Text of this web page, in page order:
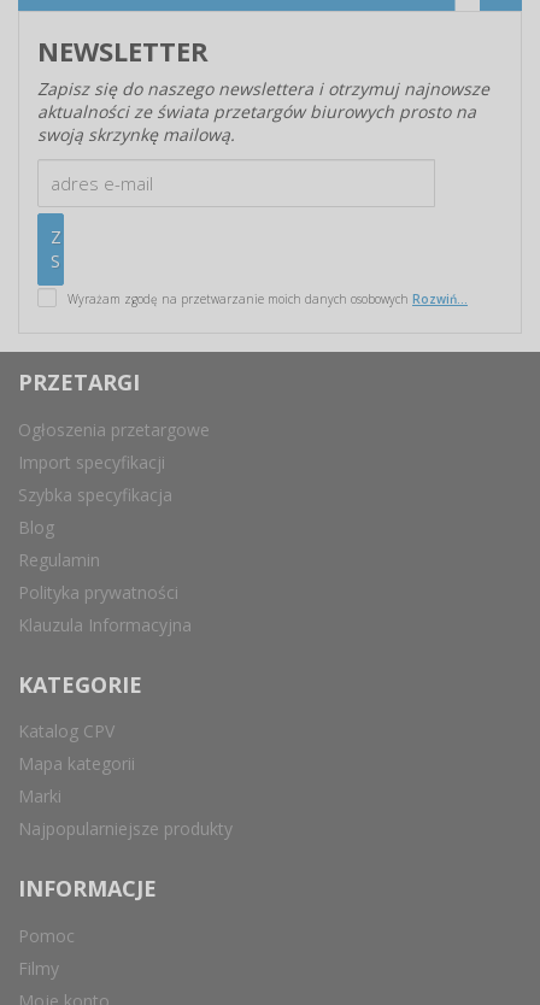
NEWSLETTER
Zapisz się do naszego newslettera i otrzymuj najnowsze
aktualności ze świata przetargów biurowych prosto na
swoją skrzynkę mailową.
Wyrażam zgodę na przetwarzanie moich danych osobowych Rozwiń...
PRZETARGI
Ogłoszenia przetargowe
Import specyfikacji
Szybka specyfikacja
Blog
Regulamin
Polityka prywatności
Klauzula Informacyjna
KATEGORIE
Katalog CPV
Mapa kategorii
Marki
Najpopularniejsze produkty
INFORMACJE
Pomoc
Filmy
Moje konto